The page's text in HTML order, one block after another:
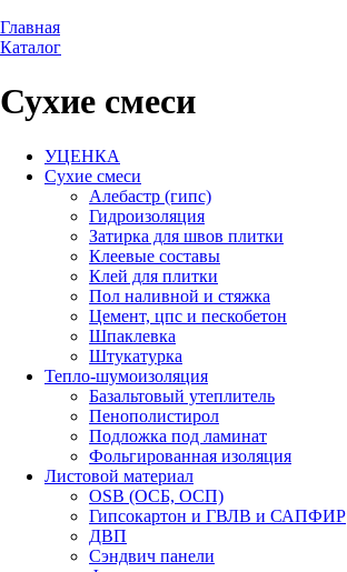
Главная
Каталог
Сухие смеси
УЦЕНКА
Сухие смеси
Алебастр (гипс)
Гидроизоляция
Затирка для швов плитки
Клеевые составы
Клей для плитки
Пол наливной и стяжка
Цемент, цпс и пескобетон
Шпаклевка
Штукатурка
Тепло-шумоизоляция
Базальтовый утеплитель
Пенополистирол
Подложка под ламинат
Фольгированная изоляция
Листовой материал
OSB (ОСБ, ОСП)
Гипсокартон и ГВЛВ и САПФИР
ДВП
Сэндвич панели